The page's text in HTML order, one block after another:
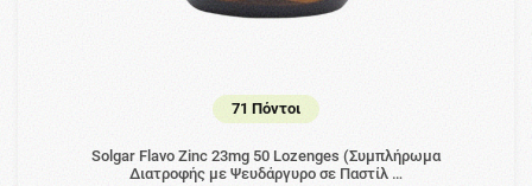
71 Πόντοι
Solgar Flavo Zinc 23mg 50 Lozenges (Συμπλήρωμα
Διατροφής με Ψευδάργυρο σε Παστίλ …